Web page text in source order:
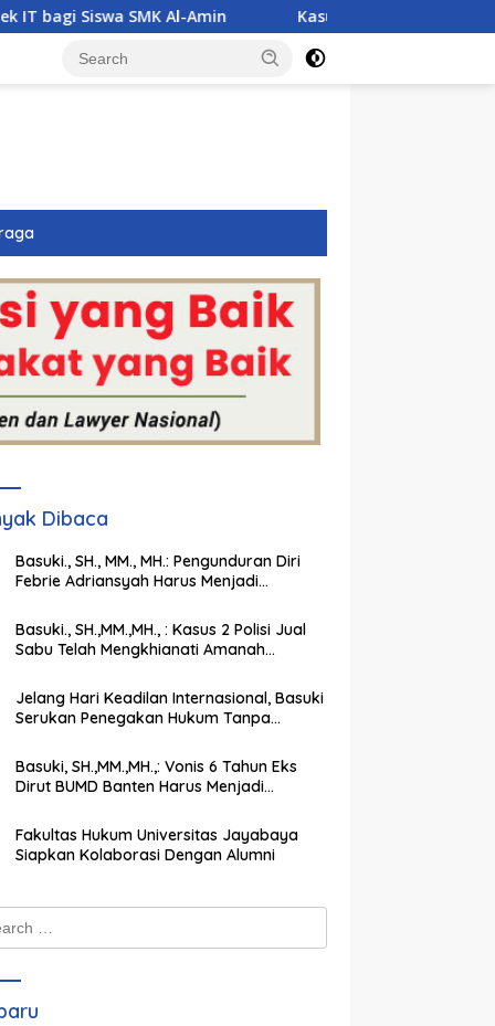
Amin Kasus Dugaan Narkoba Jerat Tiga Polisi di
Dibaca
Basuki., SH., MM., MH.: Pengunduran Diri
Febrie Adriansyah Harus Menjadi
Penegakan Hukum
Basuki., SH.,MM.,MH., : Kasus 2 Polisi Jual
Sabu Telah Mengkhianati Amanah
Jelang Hari Keadilan Internasional, Basuki
Serukan Penegakan Hukum Tanpa
Basuki, SH.,MM.,MH.,: Vonis 6 Tahun Eks
Dirut BUMD Banten Harus Menjadi
Fakultas Hukum Universitas Jayabaya
Siapkan Kolaborasi Dengan Alumni